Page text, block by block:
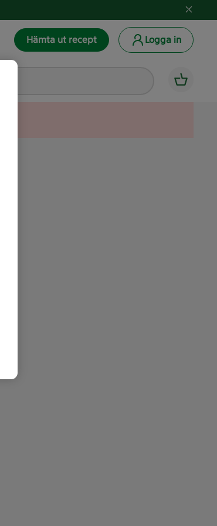
Hämta ut recept Logga in